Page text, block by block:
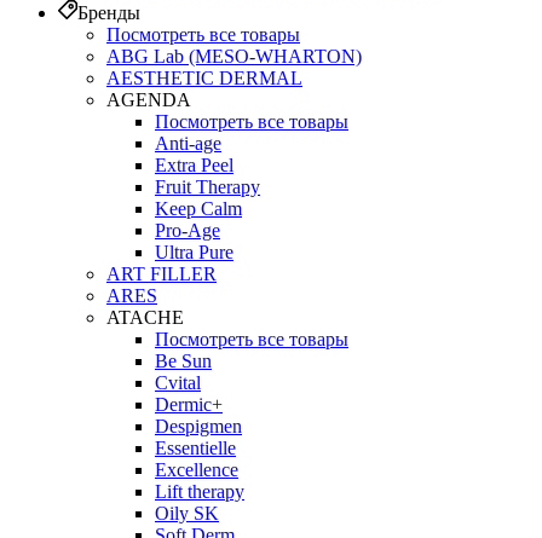
Бренды
Посмотреть все товары
ABG Lab (MESO-WHARTON)
AESTHETIC DERMAL
AGENDA
Посмотреть все товары
Anti-age
Extra Peel
Fruit Therapy
Keep Calm
Pro‑Age
Ultra Pure
ART FILLER
ARES
ATACHE
Посмотреть все товары
Be Sun
Cvital
Dermic+
Despigmen
Essentielle
Excellence
Lift therapy
Oily SK